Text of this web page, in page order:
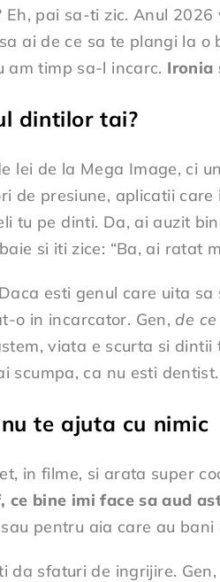
pai sa-ti zic. Anul
ai de ce sa te plangi la o
am timp sa-l incarc. Ironia
dintilor tai?
lei de la Mega Image, ci
de presiune, aplicatii
pe dinti. Da, ai auzit
si iti zice: “Ba, ai ratat
esti genul care uita
o in incarcator. Gen,de
viata e scurta si
scumpa, ca nu esti dentist.
te ajuta cu nimic
in filme, si arata super
ce bine imi face sa aud
pentru aia care au bani
sfaturi de ingrijire.